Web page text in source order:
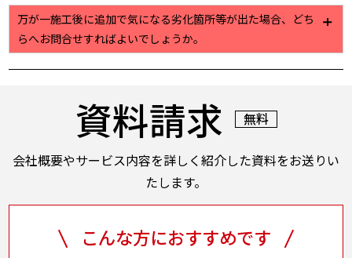
詳細は各社様に対して現場調査後のお打ち合わせ時に
調整させていただきますが、最大限通常業務に支障の
出ないよう配慮・手配をさせていただきます。
万が一施工後に追加で気になる劣化箇所等が出た場合、どち
らへお問合せすればよいでしょうか。
基本的にはすべて株式会社植田にて承っております。
すのでご安心ください。
資料請求 無料
会社概要やサービス内容を詳しく紹介した資料をお送りい
たします。
こんな方におすすめです